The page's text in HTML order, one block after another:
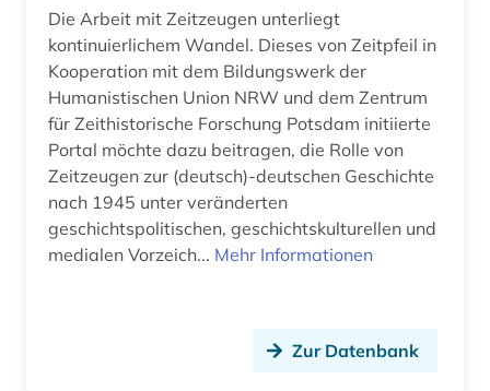
geowissenschaften (2)
germanistik (2)
geschichte (13)
geschichte 1000-2000 (1)
geschichte 1450-1950 (1)
geschichte 1809 - 1935 (1)
geschichte 1944-1948 (1)
Die Arbeit mit Zeitzeugen unterliegt
kontinuierlichem Wandel. Dieses von Zeitpfeil in
Kooperation mit dem Bildungswerk der
Humanistischen Union NRW und dem Zentrum
für Zeithistorische Forschung Potsdam initiierte
Portal möchte dazu beitragen, die Rolle von
Zeitzeugen zur (deutsch)-deutschen Geschichte
nach 1945 unter veränderten
geschichtspolitischen, geschichtskulturellen und
medialen Vorzeich... Mehr Informationen
Zur Datenbank